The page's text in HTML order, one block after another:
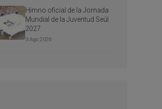
Himno oficial de la Jornada
Mundial de la Juventud Seúl
2027
3 Ago 2026